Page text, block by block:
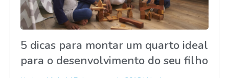
5 dicas para montar um quarto ideal
para o desenvolvimento do seu filho